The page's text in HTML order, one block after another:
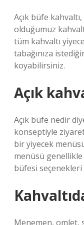
Açık büfe
olduğumuz
tüm kahvaltı
tabağınıza
koyabilirsiniz.
Açık
Açık büfe nedir
konseptiyle
bir yiyecek
menüsü genellikle
büfesi seçenekleri
Menemen, omlet,